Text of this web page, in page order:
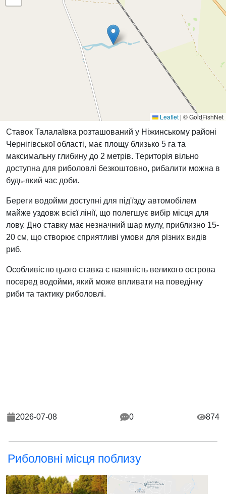
Leaflet | © GoldFishNet
Ставок Талалаївка розташований у Ніжинському районі
Чернігівської області, має площу близько 5 га та
максимальну глибину до 2 метрів. Територія вільно
доступна для риболовлі безкоштовно, рибалити можна в
будь-який час доби.
Береги водойми доступні для під'їзду автомобілем
майже уздовж всієї лінії, що полегшує вибір місця для
лову. Дно ставку має незначний шар мулу, приблизно 15-
20 см, що створює сприятливі умови для різних видів
риб.
Особливістю цього ставка є наявність великого острова
посеред водойми, який може впливати на поведінку
риби та тактику риболовлі.
2026-07-08 0 874
Риболовні місця поблизу